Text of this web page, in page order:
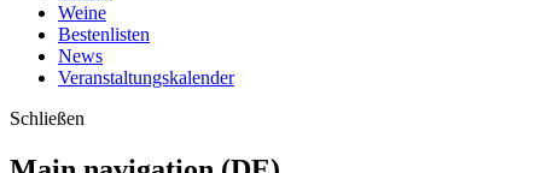
Weine
Bestenlisten
News
Veranstaltungskalender
Schließen